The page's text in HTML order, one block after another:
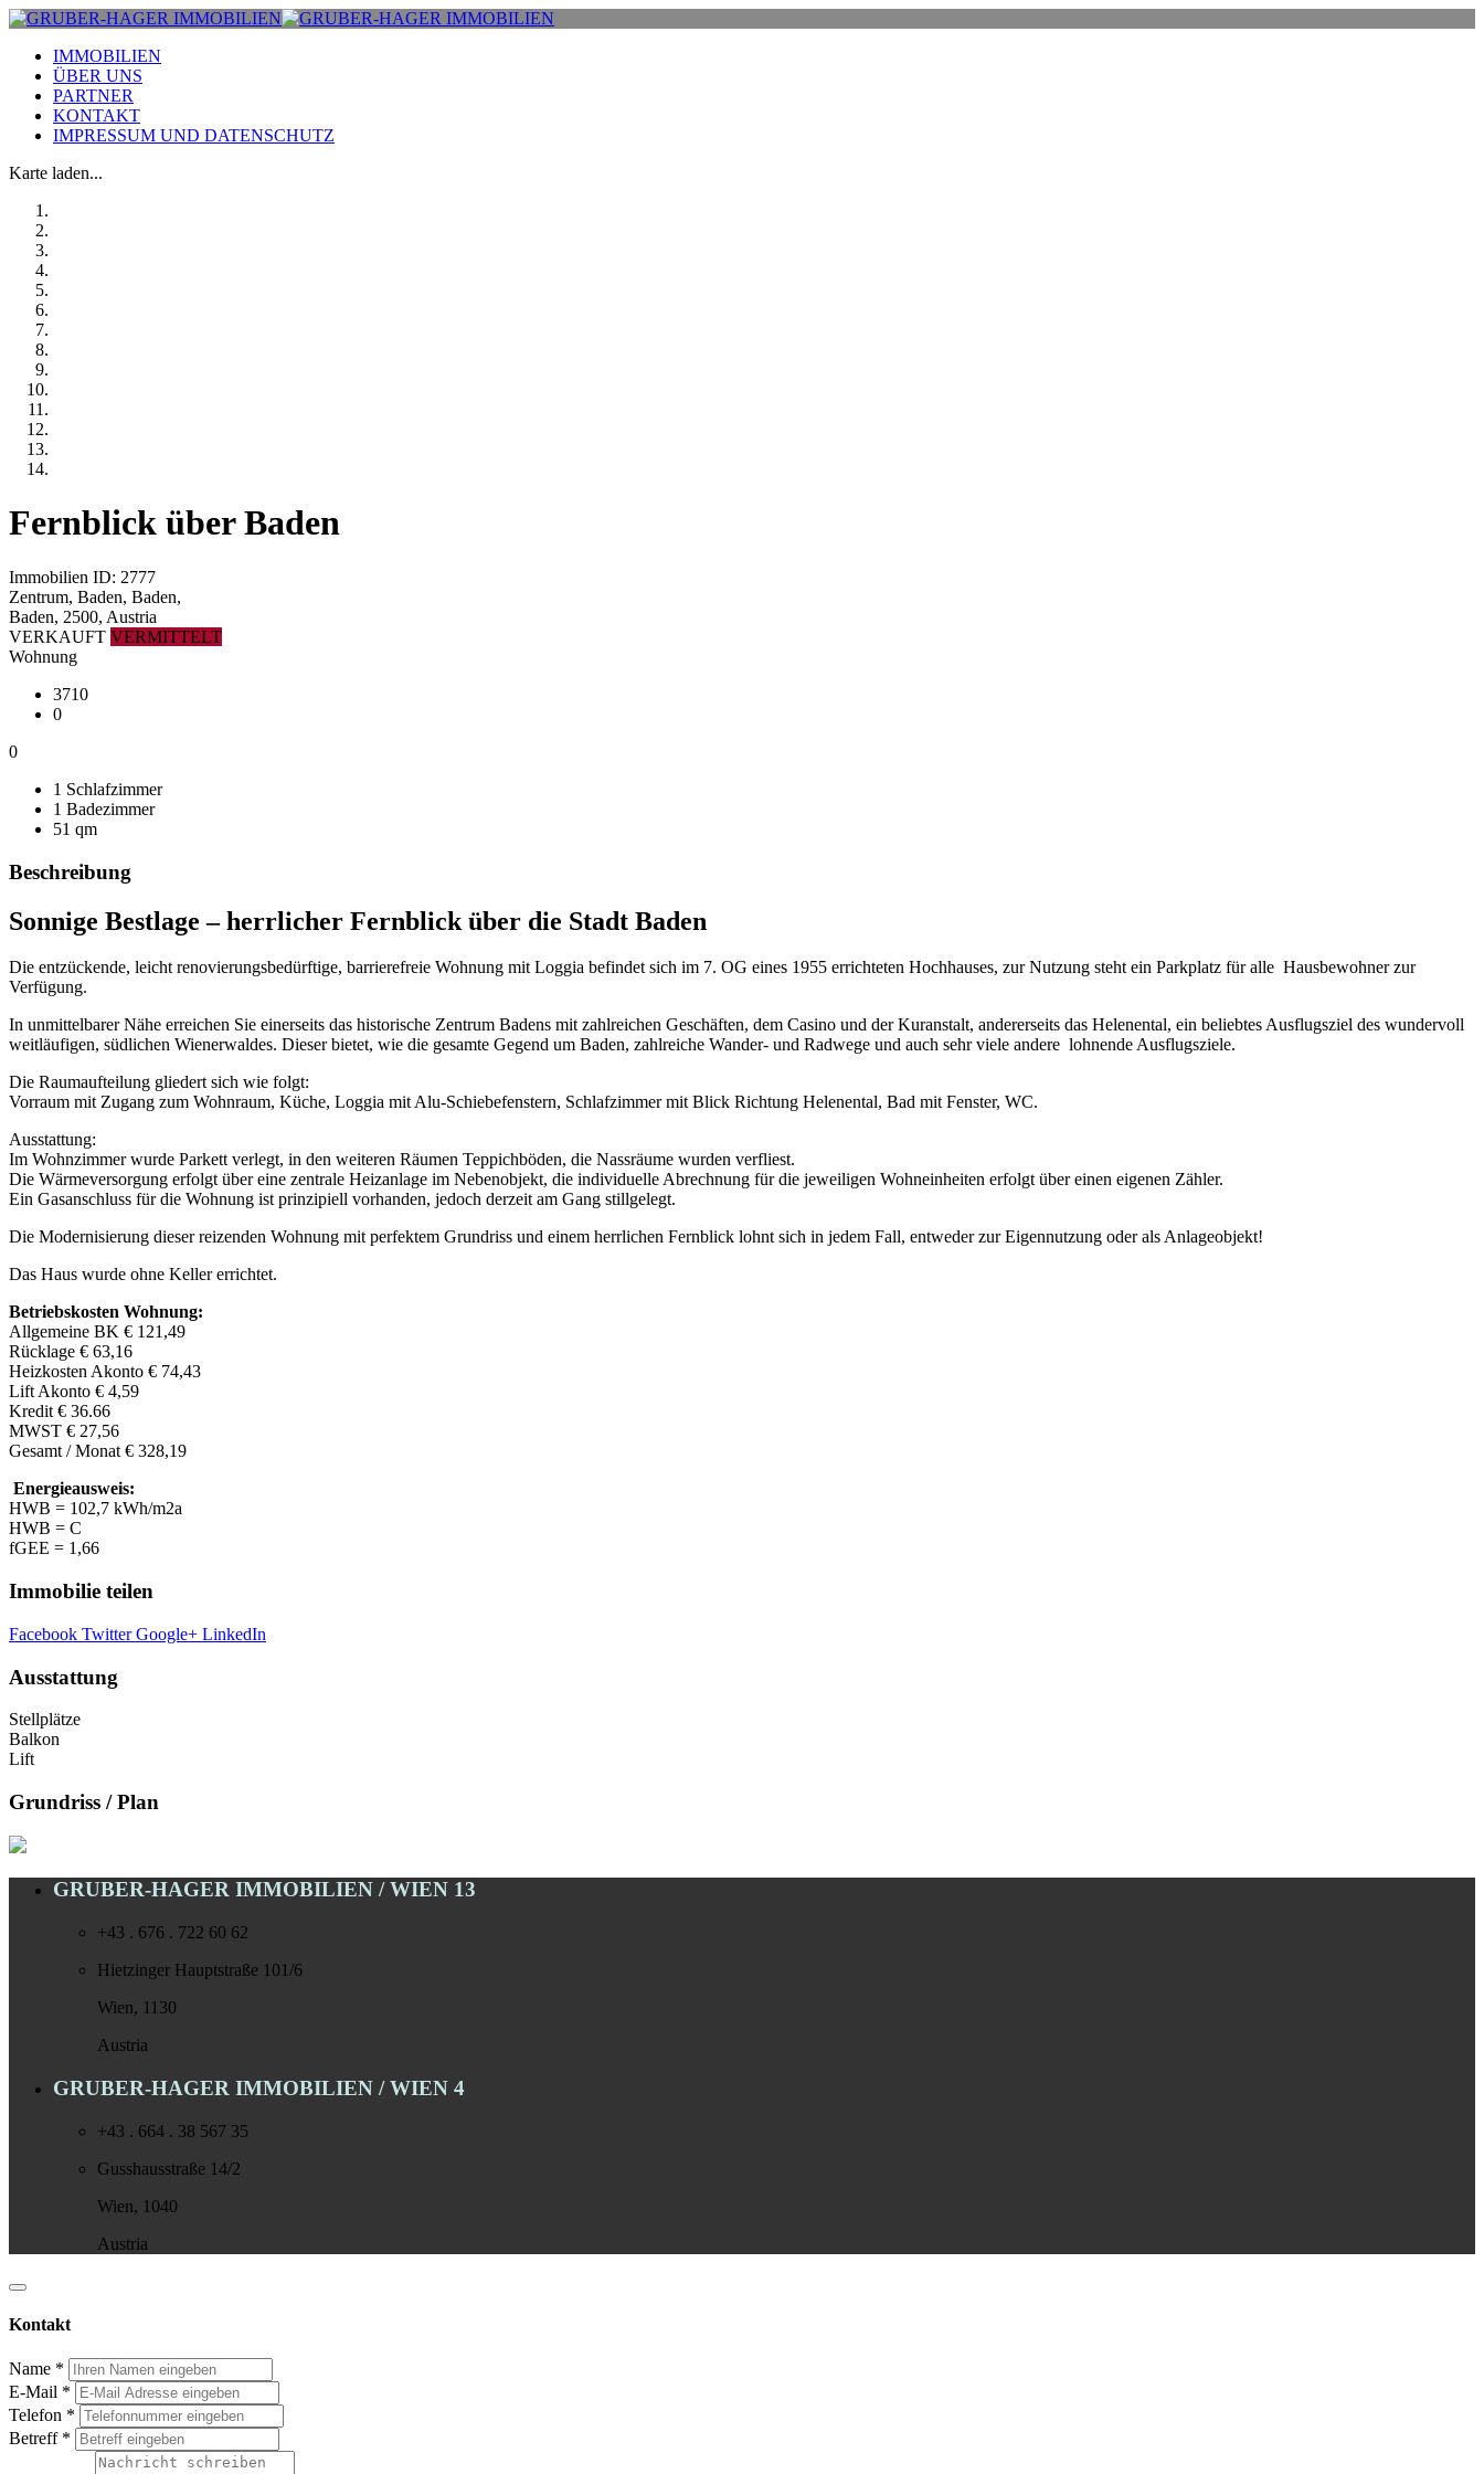
IMMOBILIEN
ÜBER UNS
PARTNER
KONTAKT
IMPRESSUM UND DATENSCHUTZ
Karte laden...
Fernblick über Baden
Immobilien ID: 2777
Zentrum, Baden, Baden,
Baden, 2500, Austria
VERKAUFT VERMITTELT
Wohnung
3710
0
0
1 Schlafzimmer
1 Badezimmer
51 qm
Beschreibung
Sonnige Bestlage – herrlicher Fernblick über die Stadt Baden
Die entzückende, leicht renovierungsbedürftige, barrierefreie Wohnung mit Loggia befindet sich im 7. OG eines 1955 errichteten Hochhauses, zur Nutzung steht ein Parkplatz für alle Hausbewohner zur
Verfügung.
In unmittelbarer Nähe erreichen Sie einerseits das historische Zentrum Badens mit zahlreichen Geschäften, dem Casino und der Kuranstalt, andererseits das Helenental, ein beliebtes Ausflugsziel des wundervoll
weitläufigen, südlichen Wienerwaldes. Dieser bietet, wie die gesamte Gegend um Baden, zahlreiche Wander- und Radwege und auch sehr viele andere lohnende Ausflugsziele.
Die Raumaufteilung gliedert sich wie folgt:
Vorraum mit Zugang zum Wohnraum, Küche, Loggia mit Alu-Schiebefenstern, Schlafzimmer mit Blick Richtung Helenental, Bad mit Fenster, WC.
Ausstattung:
Im Wohnzimmer wurde Parkett verlegt, in den weiteren Räumen Teppichböden, die Nassräume wurden verfliest.
Die Wärmeversorgung erfolgt über eine zentrale Heizanlage im Nebenobjekt, die individuelle Abrechnung für die jeweiligen Wohneinheiten erfolgt über einen eigenen Zähler.
Ein Gasanschluss für die Wohnung ist prinzipiell vorhanden, jedoch derzeit am Gang stillgelegt.
Die Modernisierung dieser reizenden Wohnung mit perfektem Grundriss und einem herrlichen Fernblick lohnt sich in jedem Fall, entweder zur Eigennutzung oder als Anlageobjekt!
Das Haus wurde ohne Keller errichtet.
Betriebskosten Wohnung:
Allgemeine BK € 121,49
Rücklage € 63,16
Heizkosten Akonto € 74,43
Lift Akonto € 4,59
Kredit € 36.66
MWST € 27,56
Gesamt / Monat € 328,19
Energieausweis:
HWB = 102,7 kWh/m2a
HWB = C
fGEE = 1,66
Immobilie teilen
Facebook TwitterGoogle+ LinkedIn
Ausstattung
Stellplätze
Balkon
Lift
Grundriss / Plan
GRUBER-HAGER IMMOBILIEN / WIEN 13
+43 . 676 . 722 60 62
Hietzinger Hauptstraße 101/6
Wien, 1130
Austria
GRUBER-HAGER IMMOBILIEN / WIEN 4
+43 . 664 . 38 567 35
Gusshausstraße 14/2
Wien, 1040
Austria
Kontakt
Name *
E-Mail *
Telefon *
Betreff *